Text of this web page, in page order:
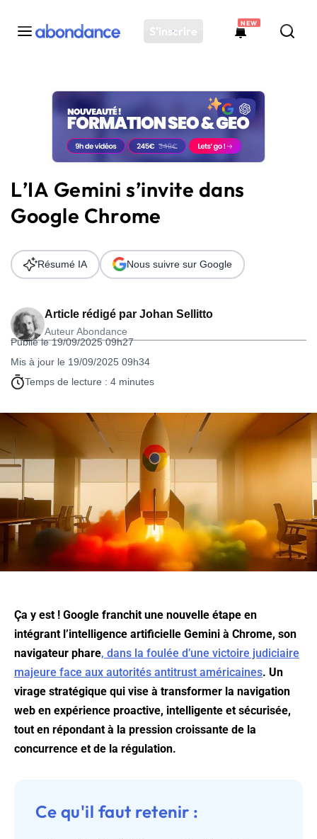
S'inscrire
NEW
Toutes les actus
Actus SEO
Plateforme
Solutions
Ressources
Audit SEO
L’IA Gemini s’invite dans
Google Chrome
Article rédigé par Johan Sellitto
Auteur Abondance
Publié le 19/09/2025 09h27
Mis à jour le 19/09/2025 09h34
Temps de lecture : 4 minutes
Résumé IA Nous suivre sur Google
Ça y est ! Google franchit une nouvelle étape en
intégrant l’intelligence artificielle Gemini à Chrome, son
navigateur phare, dans la foulée d’une victoire judiciaire
majeure face aux autorités antitrust américaines. Un
virage stratégique qui vise à transformer la navigation
web en expérience proactive, intelligente et sécurisée,
tout en répondant à la pression croissante de la
concurrence et de la régulation.
Ce qu'il faut retenir :